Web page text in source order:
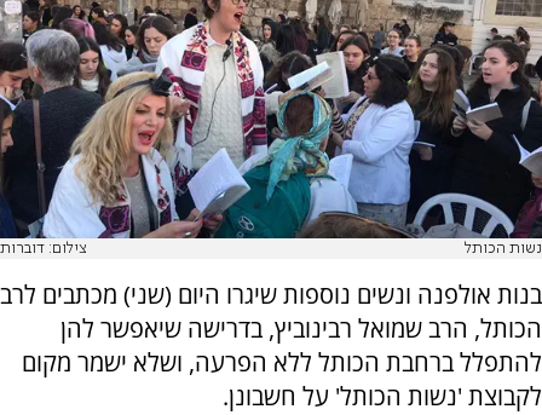
נשות הכותל צילום: דוברות
בנות אולפנה ונשים נוספות שיגרו היום (שני) מכתבים לרב
הכותל, הרב שמואל רבינוביץ, בדרישה שיאפשר להן
להתפלל ברחבת הכותל ללא הפרעה, ושלא ישמר מקום
לקבוצת 'נשות הכותל' על חשבונן.